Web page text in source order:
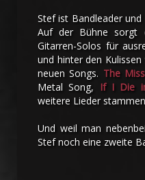
Stef ist Bandleader
Auf der Bühne sorgt
Gitarren-Solos für
und hinter den
neuen Songs. The
Metal Song, If I Die
weitere Lieder
Und weil man
Stef noch eine zweite